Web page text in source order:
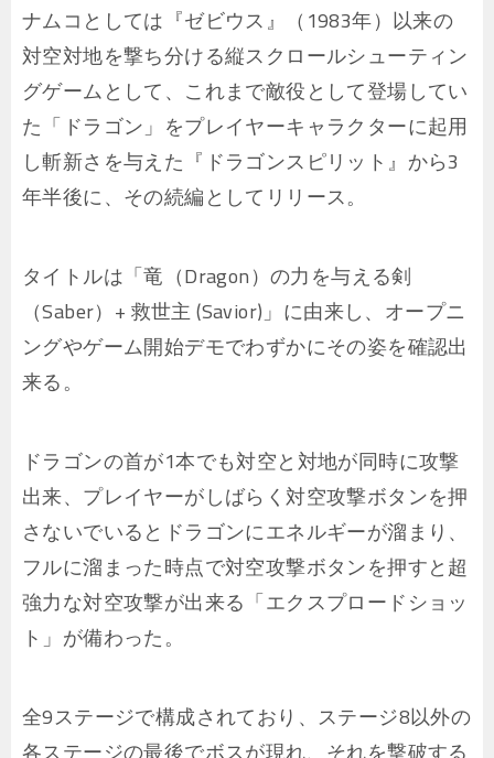
ナムコとしては『ゼビウス』（1983年）以来の
対空対地を撃ち分ける縦スクロールシューティン
グゲームとして、これまで敵役として登場してい
た「ドラゴン」をプレイヤーキャラクターに起用
し斬新さを与えた『ドラゴンスピリット』から3
年半後に、その続編としてリリース。
タイトルは「竜（Dragon）の力を与える剣
（Saber）+ 救世主 (Savior)」に由来し、オープニ
ングやゲーム開始デモでわずかにその姿を確認出
来る。
ドラゴンの首が1本でも対空と対地が同時に攻撃
出来、プレイヤーがしばらく対空攻撃ボタンを押
さないでいるとドラゴンにエネルギーが溜まり、
フルに溜まった時点で対空攻撃ボタンを押すと超
強力な対空攻撃が出来る「エクスプロードショッ
ト」が備わった。
全9ステージで構成されており、ステージ8以外の